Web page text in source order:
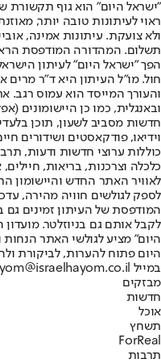
"ישראל היום" הוא גוף תקשורת
ראוי לעיתונות טובה יותר,
ולא צועקת. עיתונות אמינה,
הפך "ישראל היום" לעיתון
חול. מו"ל העיתון היא ד"ר מרים
והעורך המייסד הוא עמוס רגב.
חדשות מסביב לשעון, תוכן
וידיאו, פודקאסטים ושידורים
כוללות ערוצי חדשות ודעות,
לאוויר האתר החדש והיישומון
לספק לגולשים חוויה מהירה,
המודפסת של העיתון זמינים
לקבל אותם גם בניוזלטר.
היום" מציע לגולשי האתר
היום פתוח להערות, לביקורת
במייל hayom@israelhayom.co.il.
מבזקים
חדשות
אוכל
תשחץ
ForReal
תרבות